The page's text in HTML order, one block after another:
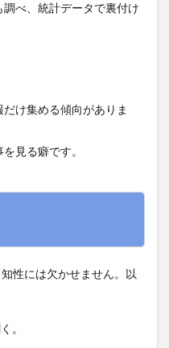
調べ、統計データで裏付け
け集める傾向がありま
見る癖です。
性には欠かせません。以
。